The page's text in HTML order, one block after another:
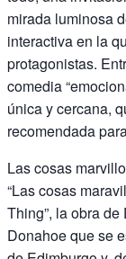
mirada luminosa
interactiva en la
protagonistas.
comedia
única y cercana,
recomendada
Las cosas
“Las cosas
Thing”, la obra
Donahoe que se